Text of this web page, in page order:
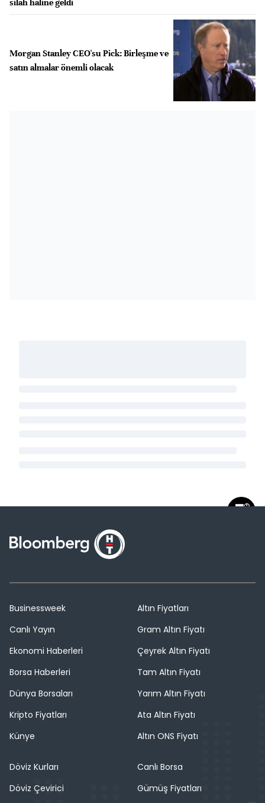
silah haline geldi
Morgan Stanley CEO'su Pick: Birleşme ve
satın almalar önemli olacak
Businessweek
Canlı Yayın
Ekonomi Haberleri
Borsa Haberleri
Dünya Borsaları
Kripto Fiyatları
Künye
Altın Fiyatları
Gram Altın Fiyatı
Çeyrek Altın Fiyatı
Tam Altın Fiyatı
Yarım Altın Fiyatı
Ata Altın Fiyatı
Altın ONS Fiyatı
Döviz Kurları
Döviz Çevirici
Canlı Borsa
Gümüş Fiyatları